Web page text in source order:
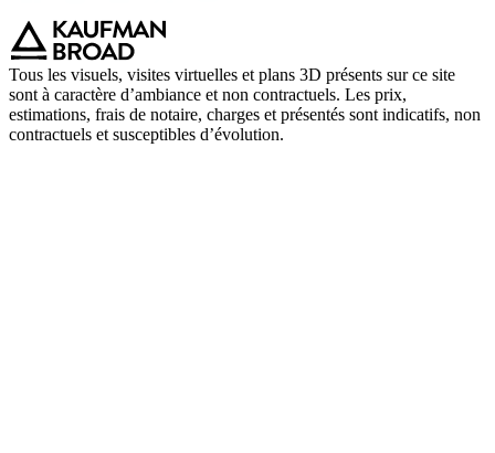
Tous les visuels, visites virtuelles et plans 3D présents sur ce site
sont à caractère d’ambiance et non contractuels. Les prix,
estimations, frais de notaire, charges et présentés sont indicatifs, non
contractuels et susceptibles d’évolution.